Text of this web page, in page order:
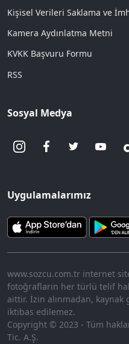
Kişisel Verileri Saklama ve
Kamera Aydınlatma Metni
KVKK Başvuru Formu
RSS
Sosyal Medya
Uygulamalarımız
www.sozcu.com.tr internet
fotoğrafların her türlü telif
aittir. İzin alınmadan, kaynak
iktibas edilemez.
Copyright © 2023 - Tüm
Tic. A.Ş.